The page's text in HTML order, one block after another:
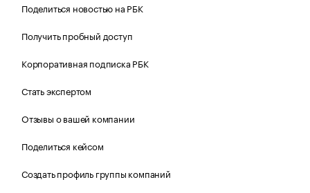
Поделиться новостью на РБК
Получить пробный доступ
Корпоративная подписка РБК
Стать экспертом
Отзывы о вашей компании
Поделиться кейсом
Создать профиль группы компаний